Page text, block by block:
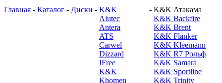
Главная - Каталог - Диски - K&K
Alutec
Antera
ATS
Carwel
Dizzard
IFree
K&K
Khomen
-K&K Атакама
K&K Backfire
K&K Brent
K&K Flanker
K&K Kleemann
K&K R7 Рольф
K&K Samara
K&K Sportline
K&K Trinity